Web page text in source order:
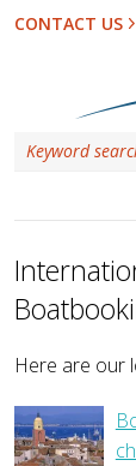
CONTACT US
Here are our